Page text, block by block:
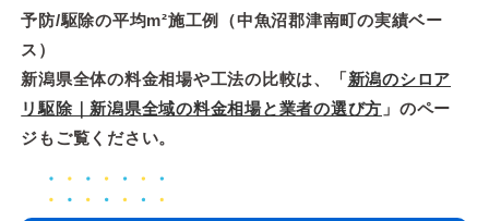
予防/駆除の平均m²施工例（中魚沼郡津南町の実績ベー
ス）
新潟県全体の料金相場や工法の比較は、「新潟のシロア
リ駆除｜新潟県全域の料金相場と業者の選び方 」のペー
ジもご覧ください。